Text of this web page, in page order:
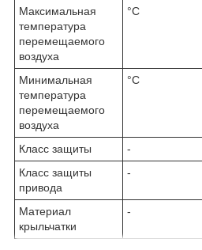
Максимальная
температура
перемещаемого
воздуха
°С
Минимальная
температура
перемещаемого
воздуха
°С
Класс защиты -
Класс защиты
привода
-
Материал
крыльчатки
-